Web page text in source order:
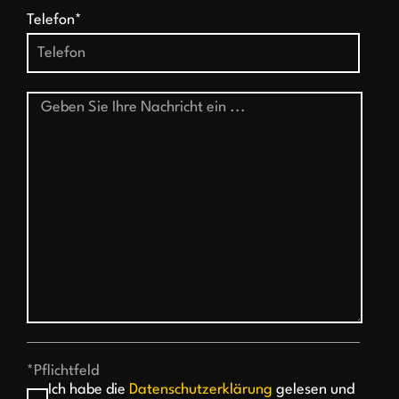
Telefon*
*Pflichtfeld
Ich habe die Datenschutzerklärung gelesen und